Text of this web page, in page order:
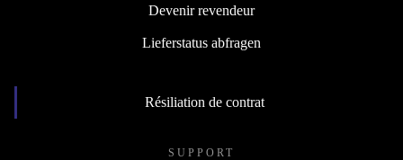
Devenir revendeur
Lieferstatus abfragen
Résiliation de contrat
SUPPORT